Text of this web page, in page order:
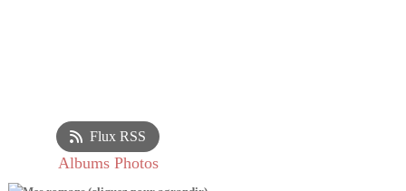
Flux RSS
Albums Photos